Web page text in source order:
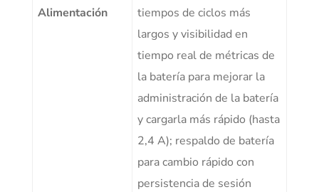
Alimentación
tiempos de ciclos más
largos y visibilidad en
tiempo real de métricas de
la batería para mejorar la
administración de la batería
y cargarla más rápido (hasta
2,4 A); respaldo de batería
para cambio rápido con
persistencia de sesión